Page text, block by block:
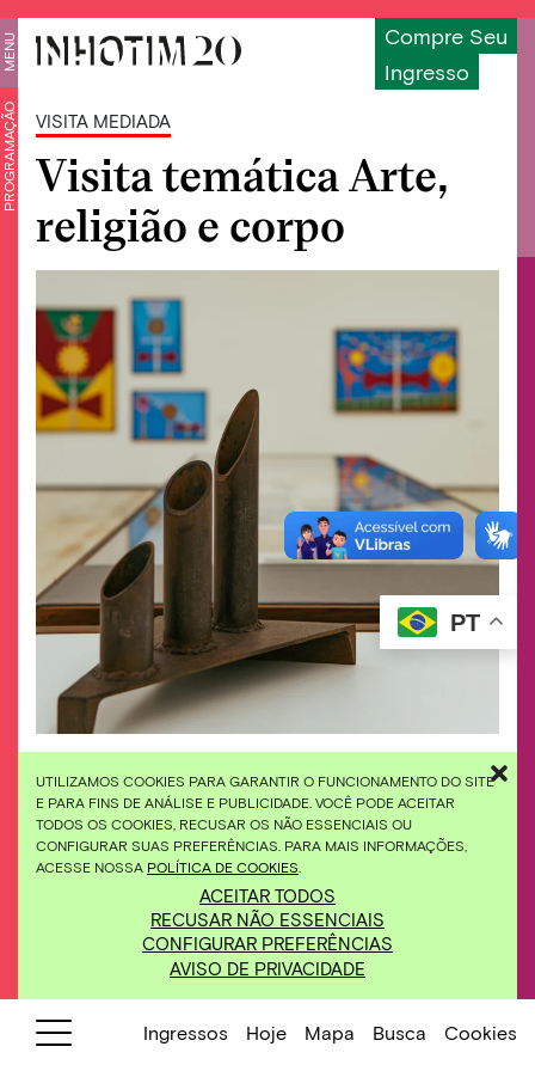
UTILIZAMOS COOKIES PARA GARANTIR O FUNCIONAMENTO DO SITE
E PARA FINS DE ANÁLISE E PUBLICIDADE. VOCÊ PODE ACEITAR
TODOS OS COOKIES, RECUSAR OS NÃO ESSENCIAIS OU
CONFIGURAR SUAS PREFERÊNCIAS. PARA MAIS INFORMAÇÕES,
ACESSE NOSSA POLÍTICA DE COOKIES
ACEITAR TODOS
RECUSAR NÃO ESSENCIAIS
CONFIGURAR PREFERÊNCIAS
AVISO DE PRIVACIDADE
Compre Seu
Ingresso
MENU
PROGRAMAÇÃO
A arte, corpo, sexualidade e religião fazem
parte da vida do ser humano desde a pré-
VISITA MEDIADA
Visita temática Arte,
religião e corpo
Ação educativa propõe conversa sobre arte, corpo,
sexualidade e religião Foto: William Gomes
17/06/2023
Visita temática Arte, religião e
corpo
Dias 17, 18, 24 e 25 de junho
14h às 15h30
Saída da Recepção
PT
Ingressos Hoje Mapa Busca Cookies